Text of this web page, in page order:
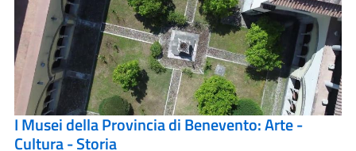
I Musei della Provincia di Benevento: Arte -
Cultura - Storia